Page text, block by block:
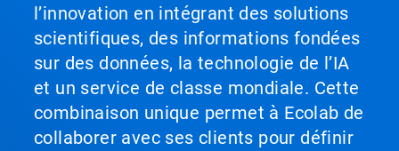
l’innovation en intégrant des solutions
scientifiques, des informations fondées
sur des données, la technologie de l’IA
et un service de classe mondiale. Cette
combinaison unique permet à Ecolab de
collaborer avec ses clients pour définir